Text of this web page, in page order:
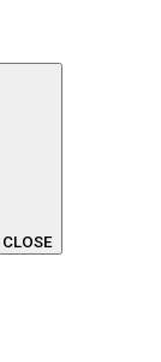
CLOSE